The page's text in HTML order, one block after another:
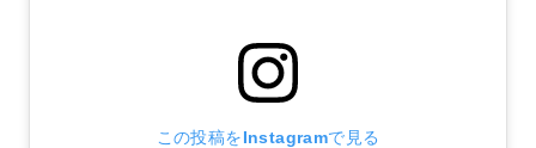
この投稿をInstagramで見る